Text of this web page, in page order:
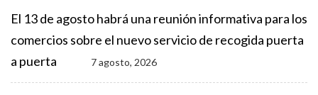
El 13 de agosto habrá una reunión informativa para los
comercios sobre el nuevo servicio de recogida puerta
a puerta
7 agosto, 2026